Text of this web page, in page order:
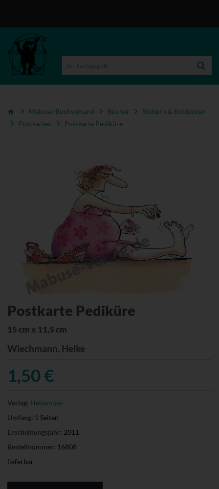
Mabuse-Buchversand Bücher
Stöbern & Entdecken
Postkarten
Postkarte Pediküre
Postkarte Pediküre
15 cm x 11,5 cm
Wiechmann, Heike
1,50 €
Verlag: Hebamuse
Umfang: 1 Seiten
Erscheinungsjahr: 2011
Bestellnummer: 16808
lieferbar